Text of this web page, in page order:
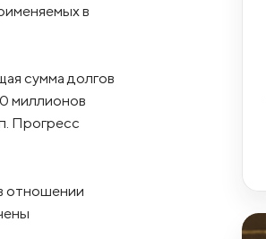
в
сумма долгов
миллионов
Прогресс
отношении